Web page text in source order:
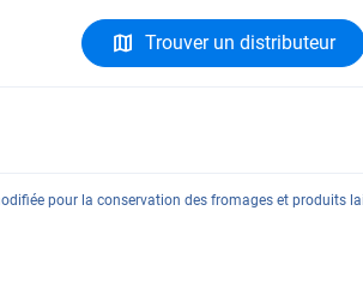
Trouver un distributeur
pour la conservation des fromages et produits